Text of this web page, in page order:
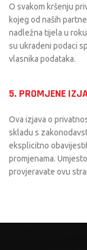
O svakom kršenju
kojeg od naših
nadležna tijela u
su ukradeni podaci
vlasnika podataka.
5. PROMJENE
Ova izjava o
skladu s
eksplicitno
promjenama.
provjeravate ovu